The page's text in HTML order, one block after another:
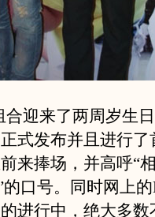
迎来了两周岁生
式发布并且进行
来捧场，并高呼“
口号。同时网上
进行中，绝大多数